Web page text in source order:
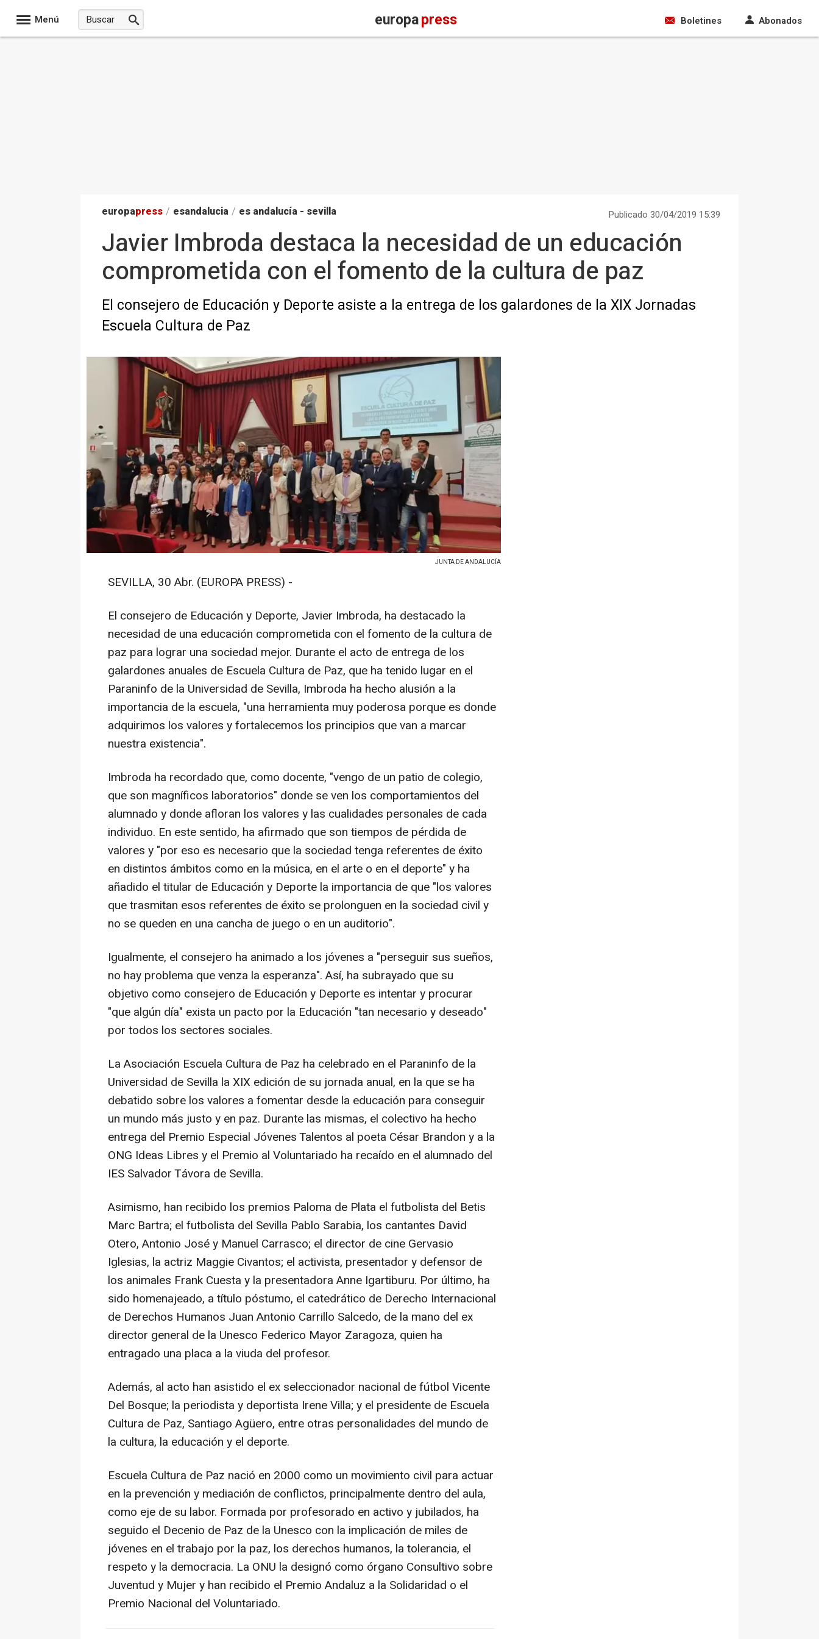
Menú europapress Boletines Abonados
europapress / esandalucia / es andalucía - sevilla Publicado 30/04/2019 15:39
Javier Imbroda destaca la necesidad de un educación
comprometida con el fomento de la cultura de paz
El consejero de Educación y Deporte asiste a la entrega de los galardones de la XIX Jornadas
Escuela Cultura de Paz
JUNTA DE ANDALUCÍA
SEVILLA, 30 Abr. (EUROPA PRESS) -
El consejero de Educación y Deporte, Javier Imbroda, ha destacado la
necesidad de una educación comprometida con el fomento de la cultura de
paz para lograr una sociedad mejor. Durante el acto de entrega de los
galardones anuales de Escuela Cultura de Paz, que ha tenido lugar en el
Paraninfo de la Universidad de Sevilla, Imbroda ha hecho alusión a la
importancia de la escuela, "una herramienta muy poderosa porque es donde
adquirimos los valores y fortalecemos los principios que van a marcar
nuestra existencia".
Imbroda ha recordado que, como docente, "vengo de un patio de colegio,
que son magníficos laboratorios" donde se ven los comportamientos del
alumnado y donde afloran los valores y las cualidades personales de cada
individuo. En este sentido, ha afirmado que son tiempos de pérdida de
valores y "por eso es necesario que la sociedad tenga referentes de éxito
en distintos ámbitos como en la música, en el arte o en el deporte" y ha
añadido el titular de Educación y Deporte la importancia de que "los valores
que trasmitan esos referentes de éxito se prolonguen en la sociedad civil y
no se queden en una cancha de juego o en un auditorio".
Igualmente, el consejero ha animado a los jóvenes a "perseguir sus sueños,
no hay problema que venza la esperanza". Así, ha subrayado que su
objetivo como consejero de Educación y Deporte es intentar y procurar
"que algún día" exista un pacto por la Educación "tan necesario y deseado"
por todos los sectores sociales.
La Asociación Escuela Cultura de Paz ha celebrado en el Paraninfo de la
Universidad de Sevilla la XIX edición de su jornada anual, en la que se ha
debatido sobre los valores a fomentar desde la educación para conseguir
un mundo más justo y en paz. Durante las mismas, el colectivo ha hecho
entrega del Premio Especial Jóvenes Talentos al poeta César Brandon y a la
ONG Ideas Libres y el Premio al Voluntariado ha recaído en el alumnado del
IES Salvador Távora de Sevilla.
Asimismo, han recibido los premios Paloma de Plata el futbolista del Betis
Marc Bartra; el futbolista del Sevilla Pablo Sarabia, los cantantes David
Otero, Antonio José y Manuel Carrasco; el director de cine Gervasio
Iglesias, la actriz Maggie Civantos; el activista, presentador y defensor de
los animales Frank Cuesta y la presentadora Anne Igartiburu. Por último, ha
sido homenajeado, a título póstumo, el catedrático de Derecho Internacional
de Derechos Humanos Juan Antonio Carrillo Salcedo, de la mano del ex
director general de la Unesco Federico Mayor Zaragoza, quien ha
entragado una placa a la viuda del profesor.
Además, al acto han asistido el ex seleccionador nacional de fútbol Vicente
Del Bosque; la periodista y deportista Irene Villa; y el presidente de Escuela
Cultura de Paz, Santiago Agüero, entre otras personalidades del mundo de
la cultura, la educación y el deporte.
Escuela Cultura de Paz nació en 2000 como un movimiento civil para actuar
en la prevención y mediación de conflictos, principalmente dentro del aula,
como eje de su labor. Formada por profesorado en activo y jubilados, ha
seguido el Decenio de Paz de la Unesco con la implicación de miles de
jóvenes en el trabajo por la paz, los derechos humanos, la tolerancia, el
respeto y la democracia. La ONU la designó como órgano Consultivo sobre
Juventud y Mujer y han recibido el Premio Andaluz a la Solidaridad o el
Premio Nacional del Voluntariado.